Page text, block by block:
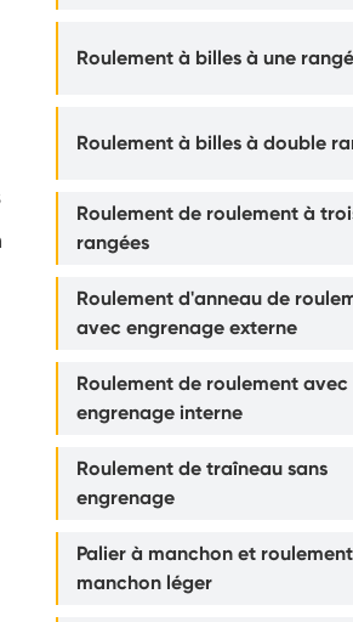
Roulement à billes à une
Roulement à billes à double
Roulement de roulement à
rangées
Roulement d'anneau de
avec engrenage externe
Roulement de roulement avec
engrenage interne
Roulement de traîneau sans
engrenage
Palier à manchon et
manchon léger